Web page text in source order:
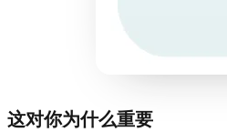
这对你为什么重要